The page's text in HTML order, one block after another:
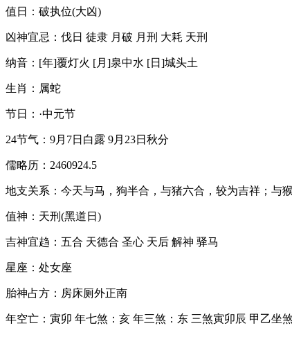
值日：破执位(大凶)
凶神宜忌：伐日 徒隶 月破 月刑 大耗 天刑
纳音：[年]覆灯火 [月]泉中水 [日]城头土
生肖：属蛇
节日：·中元节
24节气：9月7日白露 9月23日秋分
儒略历：2460924.5
地支关系：今天与马，狗半合，与猪六合，较为吉祥；与
值神：天刑(黑道日)
吉神宜趋：五合 天德合 圣心 天后 解神 驿马
星座：处女座
胎神占方：房床厕外正南
年空亡：寅卯 年七煞：亥 年三煞：东 三煞寅卯辰 甲乙坐煞